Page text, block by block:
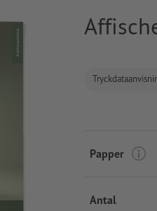
Papper
Antal